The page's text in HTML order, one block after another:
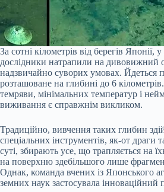
За сотні кілометрів від берегів
дослідники натрапили на дивовижний
надзвичайно суворих умовах. Йдеться
розташоване на глибині до 6
темряви, мінімальних температур і
виживання є справжнім викликом.
Традиційно, вивчення таких глибин
спеціальних інструментів, як-от драги
суті, збирають усе, що трапляється на
на поверхню здебільшого лише
Однак, команда вчених із Японського
земних наук застосувала інноваційний